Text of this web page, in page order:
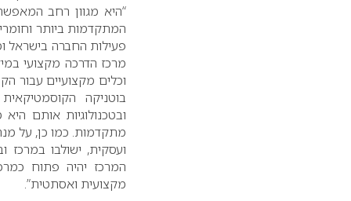
“היא מגוון רחב
המתקדמות ביותר
פעילות החברה
מרכז הדרכה מקצועי
וכלים מקצועיים עבור
בוטניקה
ובטכנולוגיות אותם
מתקדמות. כמו כן, על
ועסקית, ישולבו במרכז
המרכז יהיה פתוח
מקצועית ואסתטית”.